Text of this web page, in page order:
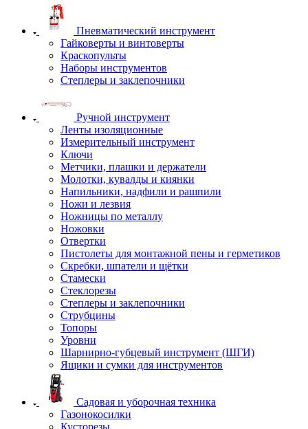
Пневматический инструмент
Гайковерты и винтоверты
Краскопульты
Наборы инструментов
Степлеры и заклепочники
Ручной инструмент
Ленты изоляционные
Измерительный инструмент
Ключи
Метчики, плашки и держатели
Молотки, кувалды и киянки
Напильники, надфили и рашпили
Ножи и лезвия
Ножницы по металлу
Ножовки
Отвертки
Пистолеты для монтажной пены и герметиков
Скребки, шпатели и щётки
Стамески
Стеклорезы
Степлеры и заклепочники
Струбцины
Топоры
Уровни
Шарнирно-губцевый инструмент (ШГИ)
Ящики и сумки для инструментов
Садовая и уборочная техника
Газонокосилки
Кусторезы